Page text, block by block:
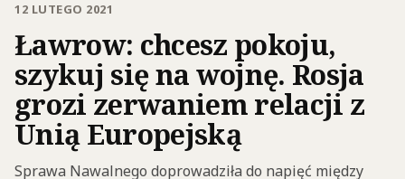
12 LUTEGO 2021
Ławrow: chcesz pokoju,
szykuj się na wojnę. Rosja
grozi zerwaniem relacji z
Unią Europejską
Sprawa Nawalnego doprowadziła do napięć między